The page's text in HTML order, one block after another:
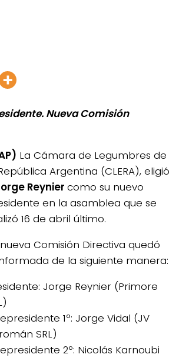
Nueva Comisión
La Cámara de Legumbres de
Argentina (CLERA), eligió
Reynier como su nuevo
en la asamblea que se
16 de abril último.
Comisión Directiva quedó
de la siguiente manera:
Jorge Reynier (Primore
1º: Jorge Vidal (JV
SRL)
2º: Nicolás Karnoubi